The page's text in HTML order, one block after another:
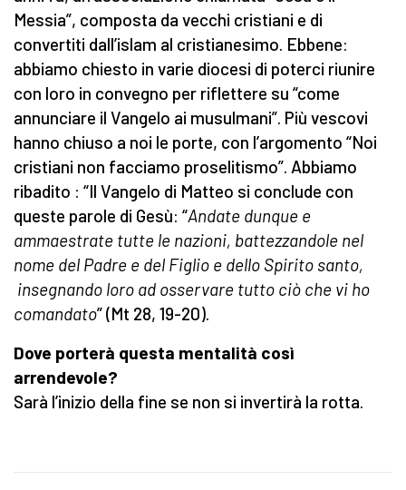
Messia”, composta da vecchi cristiani e di
convertiti dall’islam al cristianesimo. Ebbene:
abbiamo chiesto in varie diocesi di poterci riunire
con loro in convegno per riflettere su “come
annunciare il Vangelo ai musulmani”. Più vescovi
hanno chiuso a noi le porte, con l’argomento “Noi
cristiani non facciamo proselitismo”. Abbiamo
ribadito : “Il Vangelo di Matteo si conclude con
queste parole di Gesù: “Andate dunque e
ammaestrate tutte le nazioni, battezzandole nel
nome del Padre e del Figlio e dello Spirito santo,
insegnando loro ad osservare tutto ciò che vi ho
comandato” (Mt 28, 19-20).
Dove porterà questa mentalità così
arrendevole?
Sarà l’inizio della fine se non si invertirà la rotta.